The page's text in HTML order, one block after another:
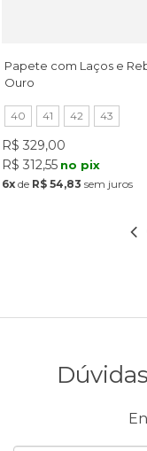
Papete com Laços e
Ouro
40 41 42 43
R$ 329,00
R$ 312,55 no pix
6x de R$ 54,83 sem juros